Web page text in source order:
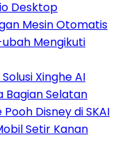
Desktop
Mesin Otomatis
Mengikuti
Xinghe AI
Bagian Selatan
Disney di SKAI
Setir Kanan